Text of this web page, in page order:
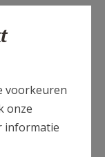
voorkeuren
onze
informatie